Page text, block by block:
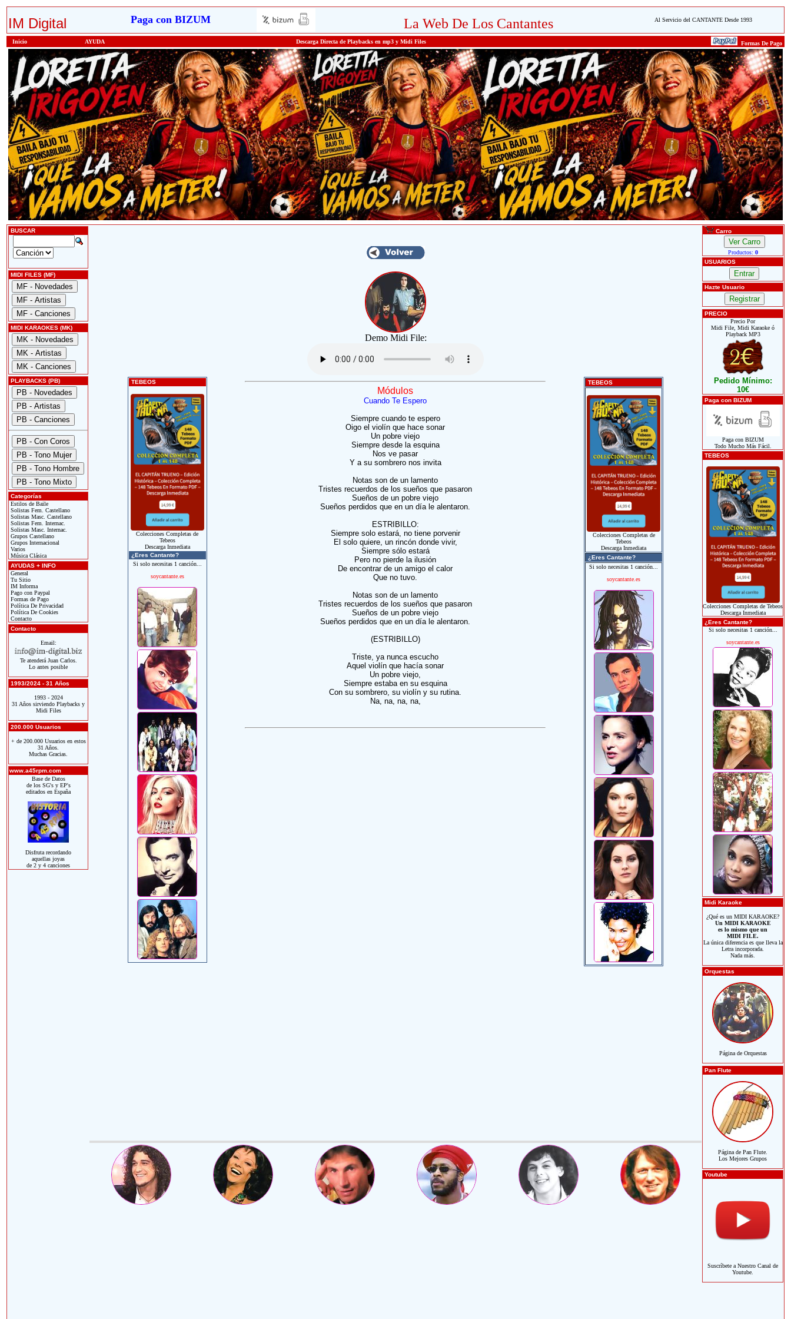
IM Digital Paga con BIZUM La Web De Los Cantantes Al Servicio del CANTANTE Desde 1993
Inicio AYUDA Descarga Directa de Playbacks en mp3 y Midi Files Formas De Pago
BUSCAR
MIDI FILES (MF)
MIDI KARAOKES (MK)
PLAYBACKS (PB)
Categorías
Estilos de Baile
Solistas Fem. Castellano
Solistas Masc. Castellano
Solistas Fem. Internac.
Solistas Masc. Internac.
Grupos Castellano
Grupos Internacional
Varios
Música Clásica
AYUDAS + INFO
General
Tu Sitio
IM Informa
Pago con Paypal
Formas de Pago
Política De Privacidad
Política De Cookies
Contacto
Contacto
Email:
Te atenderá Juan Carlos.
Lo antes posible
1993/2024 - 31 Años
1993 - 2024
31 Años sirviendo Playbacks y
Midi Files
200.000 Usuarios
+ de 200.000 Usuarios en estos
31 Años.
Muchas Gracias.
www.a45rpm.com
Base de Datos
de los SG's y EP's
editados en España
Disfruta recordando
aquellas joyas
de 2 y 4 canciones
Demo Midi File:
TEBEOS
Colecciones Completas de
Tebeos
Descarga Inmediata
¿Eres Cantante?
Si solo necesitas 1 canción...
soycantante.es
Módulos
Cuando Te Espero
Siempre cuando te espero
Oigo el violín que hace sonar
Un pobre viejo
Siempre desde la esquina
Nos ve pasar
Y a su sombrero nos invita
Notas son de un lamento
Tristes recuerdos de los sueños que pasaron
Sueños de un pobre viejo
Sueños perdidos que en un día le alentaron.
ESTRIBILLO:
Siempre solo estará, no tiene porvenir
El solo quiere, un rincón donde vivir,
Siempre sólo estará
Pero no pierde la ilusión
De encontrar de un amigo el calor
Que no tuvo.
Notas son de un lamento
Tristes recuerdos de los sueños que pasaron
Sueños de un pobre viejo
Sueños perdidos que en un día le alentaron.
(ESTRIBILLO)
Triste, ya nunca escucho
Aquel violín que hacía sonar
Un pobre viejo,
Siempre estaba en su esquina
Con su sombrero, su violín y su rutina.
Na, na, na, na,
TEBEOS
Colecciones Completas de
Tebeos
Descarga Inmediata
¿Eres Cantante?
Si solo necesitas 1 canción...
soycantante.es
Carro
Productos: 0
USUARIOS
Hazte Usuario
PRECIO
Precio Por
Midi File, Midi Karaoke ó
Playback MP3
Pedido Mínimo:
10€
Paga con BIZUM
Paga con BIZUM
Todo Mucho Más Fácil.
TEBEOS
Colecciones Completas de Tebeos
Descarga Inmediata
¿Eres Cantante?
Si solo necesitas 1 canción...
soycantante.es
Midi Karaoke
¿Qué es un MIDI KARAOKE?
Un MIDI KARAOKE
es lo mismo que un
MIDI FILE.
La única diferencia es que lleva la
Letra incorporada.
Nada más.
Orquestas
Página de Orquestas
Pan Flute
Página de Pan Flute.
Los Mejores Grupos
Youtube
Suscríbete a Nuestro Canal de
Youtube.